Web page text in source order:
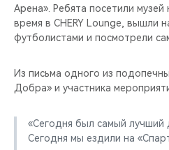
Арена». Ребята посетили
время в CHERY Lounge, вышли
футболистами и посмотрели
Из письма одного из
Добра» и участника
«Сегодня был самый лучший
Сегодня мы ездили на